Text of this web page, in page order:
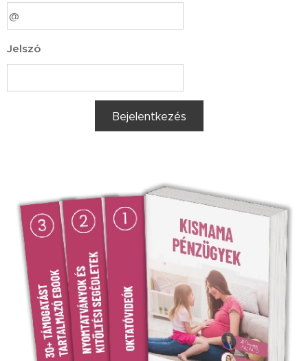
Jelszó
Bejelentkezés